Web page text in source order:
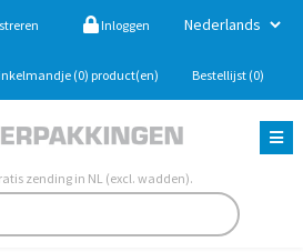
Inloggen
(0) product(en) Bestellijst (0)
zending in NL (excl. wadden).